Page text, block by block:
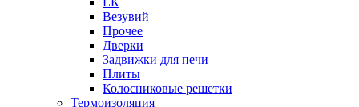
Везувий
Прочее
Дверки
Задвижки для печи
Плиты
Колосниковые решетки
Термоизоляция